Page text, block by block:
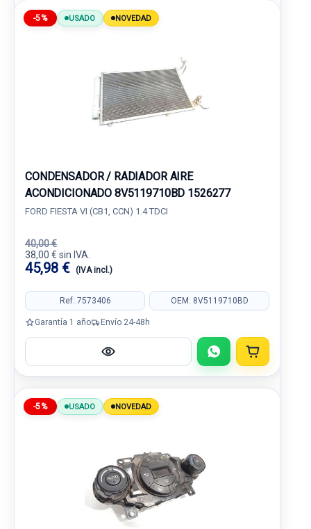
-5% USADO NOVEDAD
CONDENSADOR / RADIADOR AIRE
ACONDICIONADO 8V5119710BD 1526277
FORD FIESTA VI (CB1, CCN) 1.4 TDCI
40,00 €
38,00 € sin IVA.
45,98 € (IVA incl.)
Ref: 7573406 OEM: 8V5119710BD
Garantía 1 año Envío 24-48h
-5% USADO NOVEDAD